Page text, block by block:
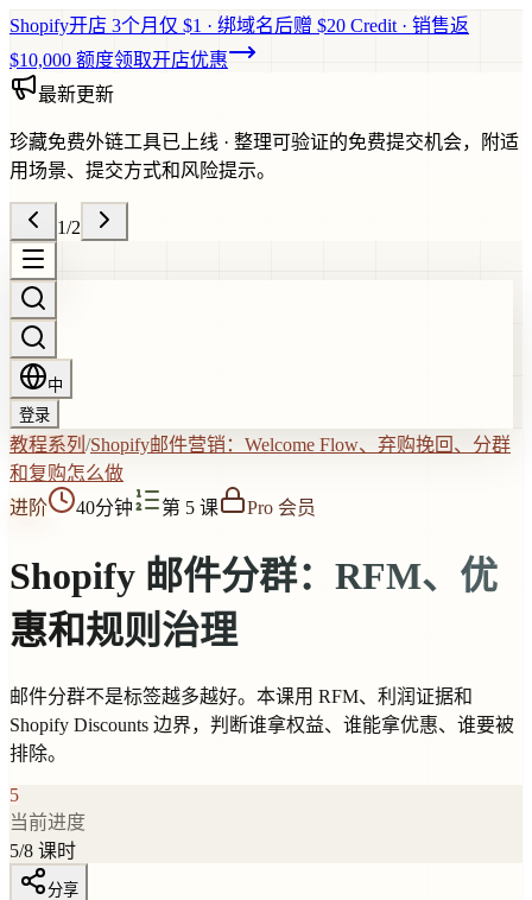
Shopify开店 3个月仅 $1 · 绑域名后赠 $20 Credit · 销售返
$10,000 额度领取开店优惠
最新更新
珍藏免费外链工具已上线 · 整理可验证的免费提交机会，附适
用场景、提交方式和风险提示。
1/2
中
登录
教程系列 /Shopify邮件营销：Welcome Flow、弃购挽回、分群
和复购怎么做
进阶
40分钟 第 5 课 Pro 会员
Shopify 邮件分群：RFM、优
惠和规则治理
邮件分群不是标签越多越好。本课用 RFM、利润证据和
Shopify Discounts 边界，判断谁拿权益、谁能拿优惠、谁要被
排除。
5
当前进度
5/8 课时
分享